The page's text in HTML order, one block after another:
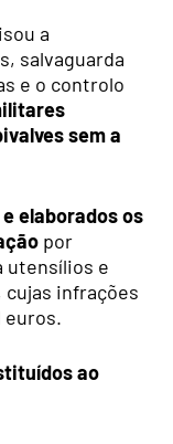
a
salvaguarda
e o controlo
sem a
elaborados os
por
utensílios e
infrações
euros.
ao